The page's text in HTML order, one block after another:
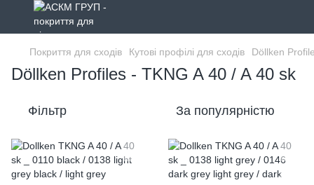
Покриття для сходів Кутові профілі для сходів Döllken
Döllken Profiles - TKNG A 40 / A 40 sk
Фільтр За популярністю